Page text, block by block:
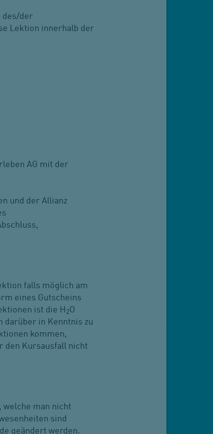
des/der
Lektion innerhalb der
AG mit der
und der Allianz
falls möglich am
eines Gutscheins
ist die H 2O
darüber in Kenntnis zu
kommen,
den Kursausfall nicht
welche man nicht
sind
geändert werden.